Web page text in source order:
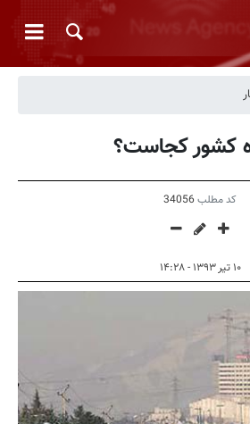
کشور کجاست؟
کد مطلب 34056
۱۰ تیر ۱۳۹۳ - ۱۴:۲۸